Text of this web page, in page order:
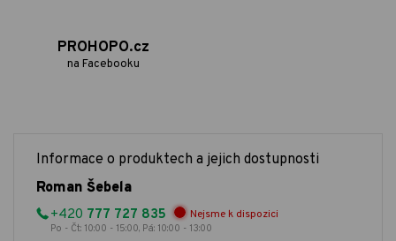
PROHOPO.cz
na Facebooku
Informace o produktech a jejich dostupnosti
Roman Šebela
+420 777 727 835 Nejsme k dispozici
Po - Čt: 10:00 - 15:00, Pá: 10:00 - 13:00